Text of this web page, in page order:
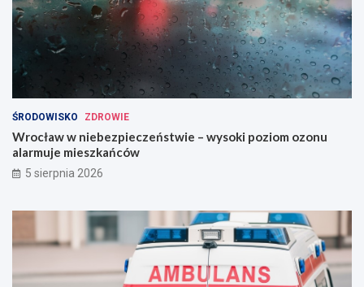
ŚRODOWISKO ZDROWIE
Wrocław w niebezpieczeństwie – wysoki poziom ozonu
alarmuje mieszkańców
5 sierpnia 2026